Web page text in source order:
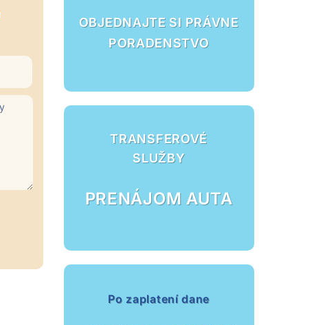
OBJEDNAJTE SI PRÁVNE
PORADENSTVO
TRANSFEROVÉ
SLUŽBY
PRENÁJOM AUTA
Po zaplatení dane